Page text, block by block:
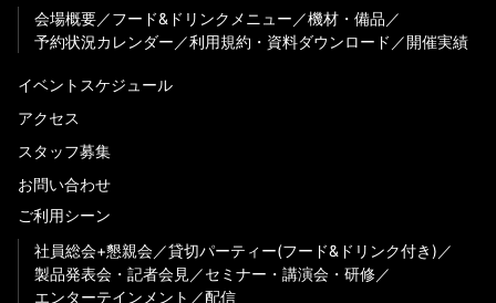
会場概要
フード&ドリンクメニュー
機材・備品
予約状況カレンダー
利用規約・資料ダウンロード 開催実績
イベントスケジュール
アクセス
スタッフ募集
お問い合わせ
ご利用シーン
社員総会+懇親会
貸切パーティー(フード&ドリンク付き)
製品発表会・記者会見
セミナー・講演会・研修
エンターテインメント
配信